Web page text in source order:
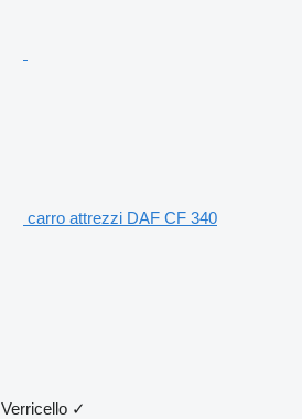
carro attrezzi DAF CF 340
Verricello ✓